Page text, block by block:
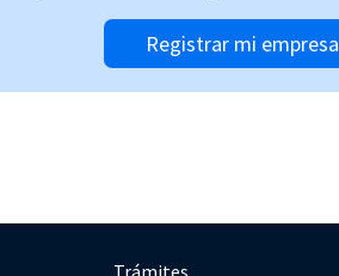
Registrar mi empresa
Trámites